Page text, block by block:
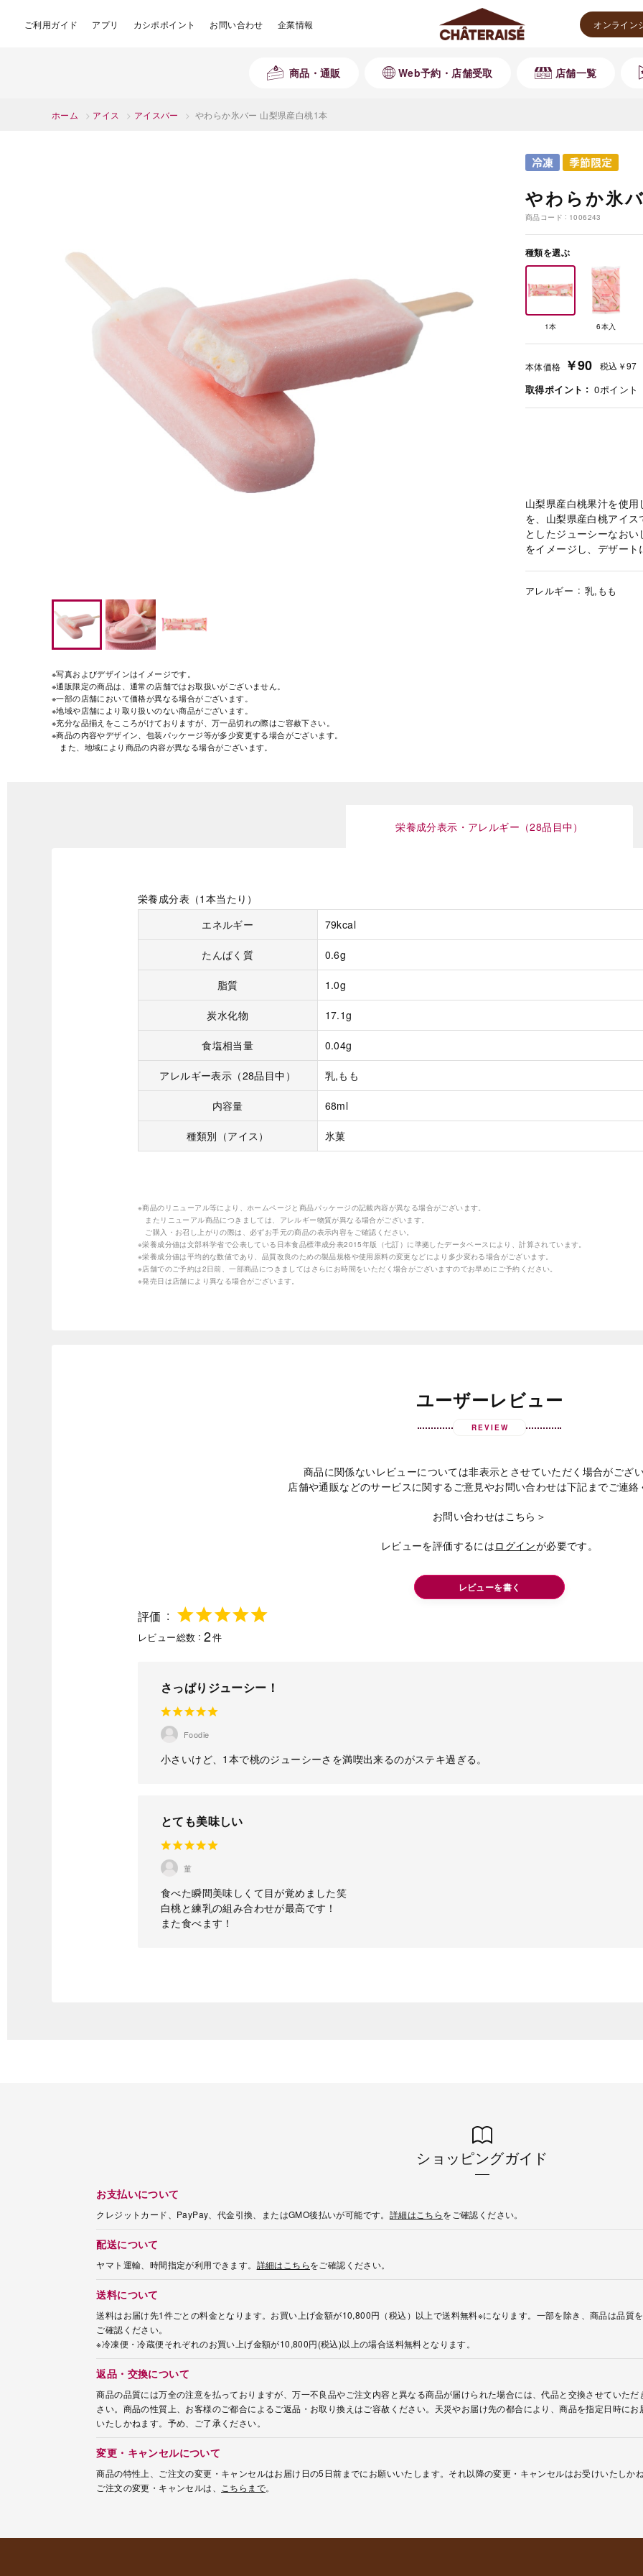
ご利用ガイド アプリ カシポポイント お問い合わせ 企業情報 オンライン
商品・通販 Web予約・店舗受取 店舗一覧
ホーム > アイス > アイスバー > やわらか氷バー 山梨県産白桃1本
※写真およびデザインはイメージです。
※通販限定の商品は、通常の店舗ではお取扱いがございません。
※一部の店舗において価格が異なる場合がございます。
※地域や店舗により取り扱いのない商品がございます。
※充分な品揃えをこころがけておりますが、万一品切れの際はご容赦下さい。
※商品の内容やデザイン、包装パッケージ等が多少変更する場合がございます。
また、地域により商品の内容が異なる場合がございます。
やわらか氷
商品コード 1006243
種類を選ぶ
1本 6本入
本体価格 ￥90 税込 ￥97
取得ポイント 0ポイント
山梨県産白桃果汁を使
を、山梨県産白桃アイ
としたジューシーなお
をイメージし、デザート
アレルギー 乳,もも
栄養成分表示・アレルギー（28品目中）
栄養成分表（1本当たり）
エネルギー
79kcal
たんぱく質 0.6g
脂質 1.0g
炭水化物 17.1g
食塩相当量 0.04g
アレルギー表示（28品目中） 乳,もも
内容量 68ml
種類別（アイス） 氷菓
※商品のリニューアル等により、ホームページと商品パッケージの記載内容が異なる場合がございます。
またリニューアル商品につきましては、アレルギー物質が異なる場合がございます。
ご購入・お召し上がりの際は、必ずお手元の商品の表示内容をご確認ください。
※栄養成分値は文部科学省で公表している日本食品標準成分表2015年版（七訂）に準拠したデータベースにより、計算されています。
※栄養成分値は平均的な数値であり、品質改良のための製品規格や使用原料の変更などにより多少変わる場合がございます。
※店舗でのご予約は2日前、一部商品につきましてはさらにお時間をいただく場合がございますのでお早めにご予約ください。
※発売日は店舗により異なる場合がございます。
ユーザーレビュー
REVIEW
評価
レビュー総数 2件
商品に関係ないレビューについては非表示とさせていただく場合がござい
店舗や通販などのサービスに関するご意見やお問い合わせは下記までご連絡
お問い合わせはこちら＞
レビューを評価するにはログインが必要です。
レビューを書く
さっぱりジューシー！
Foodie
小さいけど、1本で桃のジューシーさを満喫出来るのがステキ過ぎる。
とても美味しい
菫
食べた瞬間美味しくて目が覚めました笑
白桃と練乳の組み合わせが最高です！
また食べます！
ショッピングガイド
お支払いについて
クレジットカード、PayPay、代金引換、またはGMO後払いが可能です。 詳細はこちらをご確認ください。
配送について
ヤマト運輸、時間指定が利用できます。 詳細はこちらをご確認ください。
送料について
送料はお届け先1件ごとの料金となります。お買い上げ金額が10,800円（税込）以上で送料無料※になります。一部を除き、商品は品質
ご確認ください。
※冷凍便・冷蔵便それぞれのお買い上げ金額が10,800円(税込)以上の場合送料無料となります。
返品・交換について
商品の品質には万全の注意を払っておりますが、万一不良品やご注文内容と異なる商品が届けられた場合には、代品と交換させていた
さい。商品の性質上、お客様のご都合によるご返品・お取り換えはご容赦ください。天災やお届け先の都合により、商品を指定日時に
いたしかねます。予め、ご了承ください。
変更・キャンセルについて
商品の特性上、ご注文の変更・キャンセルはお届け日の5日前までにお願いいたします。それ以降の変更・キャンセルはお受けいたしか
ご注文の変更・キャンセルは、
こちらまで。